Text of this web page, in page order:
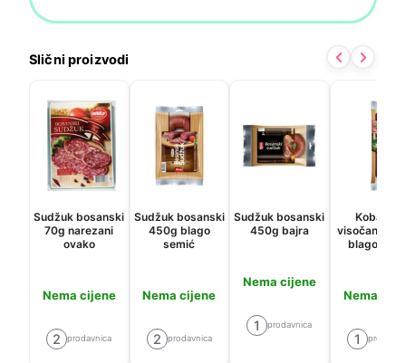
Slični proizvodi
Sudžuk bosanski
70g narezani
ovako
Nema cijene
2 prodavnica
Sudžuk bosanski
450g blago
semić
Nema cijene
2 prodavnica
Sudžuk bosanski
450g bajra
Nema cijene
1 prodavnica
Kobasica
visočanka
blago
Nema
1